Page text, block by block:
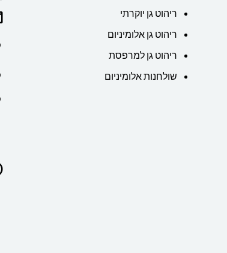
ריהוט גן יוקרתי
ריהוט גן אלומיניום
ריהוט גן למרפסת
שולחנות אלומיניום